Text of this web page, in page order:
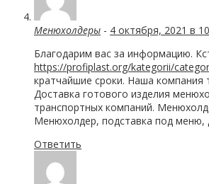
Менюхолдеры - 4 октября, 2021 в
Благодарим вас за информацию.
https://profiplast.org/kategorii/
кратчайшие сроки. Наша компания
Доставка готового изделия
транспортных компаний.
Менюхолдер, подставка под меню,
Ответить